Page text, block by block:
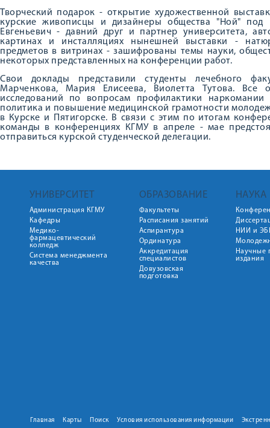
Творческий подарок - открытие художественной
курские живописцы и дизайнеры общества "Ной" под
Евгеньевич - давний друг и партнер университета,
картинах и инсталляциях нынешней выставки -
предметов в витринах - зашифрованы темы науки,
некоторых представленных на конференции работ.
Свои доклады представили студенты лечебного
Марченкова, Мария Елисеева, Виолетта Тутова. Все
исследований по вопросам профилактики
политика и повышение медицинской грамотности
в Курске и Пятигорске. В связи с этим по итогам
команды в конференциях КГМУ в апреле - мае
отправиться курской студенческой делегации.
УНИВЕРСИТЕТ
Администрация КГМУ
Кафедры
Медико-
фармацевтический
колледж
Система менеджмента
качества
ОБРАЗОВАНИЕ
Факультеты
Расписания занятий
Аспирантура
Ординатура
Аккредитация
специалистов
Довузовская
подготовка
НАУКА
НИИ и
Научные
издания
Главная Карты Поиск Условия использования информации